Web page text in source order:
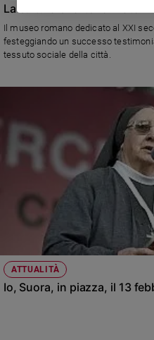
La cultura e l'arte formato
Il museo romano dedicato al XXI
festeggiando un successo
tessuto sociale della città.
ATTUALITÀ
Io, Suora, in piazza, il 13